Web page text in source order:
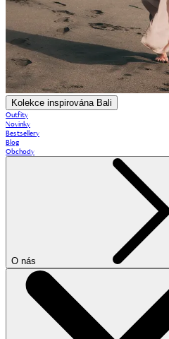
Kolekce inspirována Bali
Outfity
Novinky
Bestsellery
Blog
Obchody
O nás